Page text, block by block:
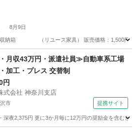
8月9日
納箱 （リユース家具） 販売価格：1,500円 サ
その他 センター
月収43万円・派遣社員≫自動車系工場
加工・プレス 交替制
円
式会社 神奈川支店
市 提携サイト
深夜2,375円 更に3か月毎に12万円の奨励金を含む